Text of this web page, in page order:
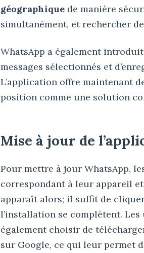
géographique de manière
simultanément, et rechercher
WhatsApp a également
messages sélectionnés et
L’application offre maintenant
position comme une solution
Mise à jour de
Pour mettre à jour WhatsApp,
correspondant à leur appareil
apparaît alors; il suffit de
l’installation se complètent.
également choisir de
sur Google, ce qui leur permet